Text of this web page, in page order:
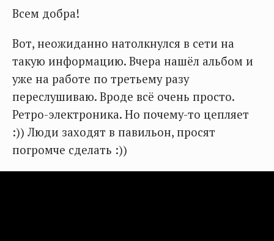
Всем добра!
Вот, неожиданно натолкнулся в сети на
такую информацию. Вчера нашёл альбом и
уже на работе по третьему разу
переслушиваю. Вроде всё очень просто.
Ретро-электроника. Но почему-то цепляет
:)) Люди заходят в павильон, просят
погромче сделать :))